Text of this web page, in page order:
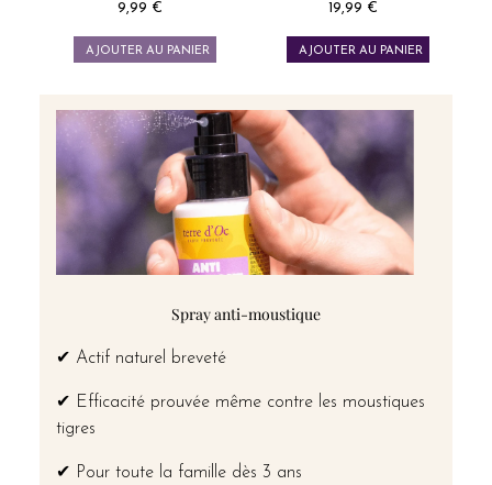
Prix
9,99 €
AJOUTER AU PANIER
Prix
19,99 €
AJOUTER AU PANIER
Spray anti-moustique
✔ Actif naturel breveté
✔ Efficacité prouvée même contre les moustiques
tigres
✔ Pour toute la famille dès 3 ans